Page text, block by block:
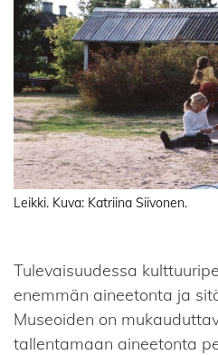
Leikki. Kuva: Katriina Siivonen.
Tulevaisuudessa
enemmän aineetonta ja
Museoiden on
tallentamaan aineetonta